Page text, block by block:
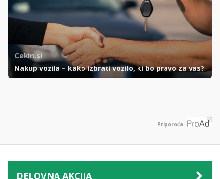
Cekin.si
Nakup vozila – kako izbrati vozilo, ki bo pravo za vas?
Priporoča
DELOVNA AKCIJA